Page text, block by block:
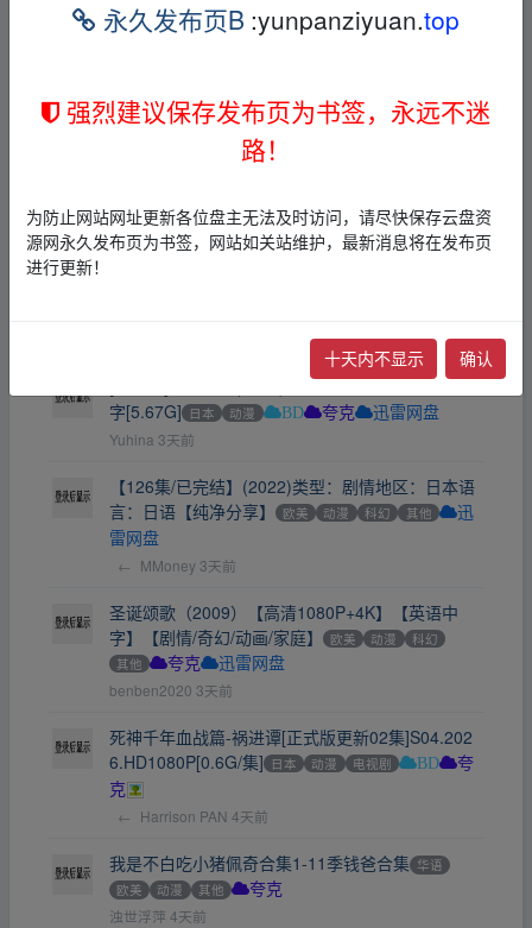
← neoneocom 12小时前
克
13小时前
画之一，豆瓣8.3）12.3G 欧美 动漫 夸克
Kelvinhou 1天前
[动画片]千与千寻(2001)1080P国配国语日语粤语中
字[5.67G] 日本 动漫 BD 夸克 迅雷网盘
Yuhina 3天前
【126集/已完结】(2022)类型：剧情地区：日本语
言：日语【纯净分享】
欧美 动漫 科幻 其他
迅
雷网盘
← MMoney 3天前
圣诞颂歌（2009）【高清1080P+4K】【英语中
字】【剧情/奇幻/动画/家庭】
欧美 动漫
科幻
其他
夸克 迅雷网盘
benben2020 3天前
死神千年血战篇-祸进谭[正式版更新02集]S04.202
6.HD1080P[0.6G/集] 日本 动漫 电视剧 BD
夸
克
← Harrison PAN 4天前
我是不白吃小猪佩奇合集1-11季钱爸合集 华语
欧美
动漫 其他 夸克
浊世浮萍 4天前
永久发布页B :yunpanziyuan.top
强烈建议保存发布页为书签，永远不迷
路！
为防止网站网址更新各位盘主无法及时访问，请尽快保存云盘资
源网永久发布页为书签，网站如关站维护，最新消息将在发布页
进行更新！
十天内不显示 确认